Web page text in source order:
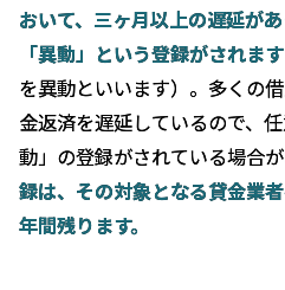
おいて、三ヶ月以上の遅延が
「異動」という登録がされます
を異動といいます）。多くの
金返済を遅延しているので、
動」の登録がされている場合
録は、その対象となる貸金業
年間残ります。